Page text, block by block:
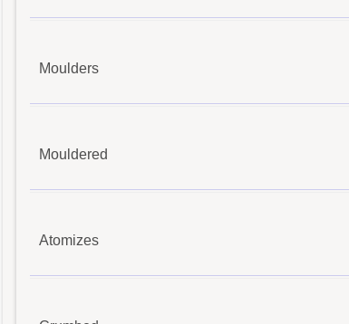
Moulders
Mouldered
Atomizes